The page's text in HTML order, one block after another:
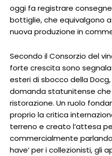
oggi fa registrare
bottiglie, che equivalgono
nuova produzione in
Secondo il Consorzio del
forte crescita sono
esteri di sbocco della
domanda statunitense
ristorazione. Un ruolo
proprio la critica
terreno e creato l’attesa
commercialmente
have’ per i collezionisti, gli